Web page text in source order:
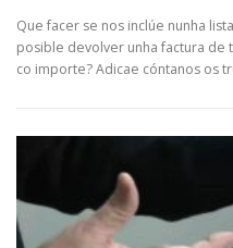
Que facer se nos inclúe nunha
posible devolver unha factura
co importe? Adicae cóntanos os